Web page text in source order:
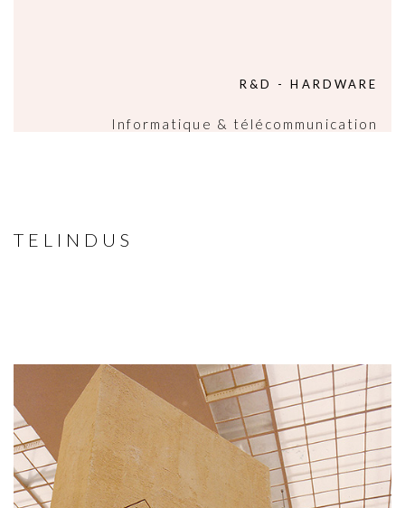
R&D - HARDWARE
Informatique & télécommunication
TELINDUS